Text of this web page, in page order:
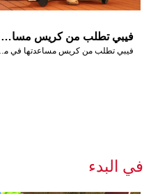
فيبي تطلب من كريس مساعدتها في مشهد عيد الميلاد.
فيبي تطلب من كريس مساعدتها في مشهد عيد الميلاد.
في البدء